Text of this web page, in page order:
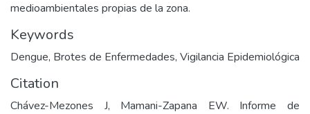
medioambientales propias de la zona.
Keywords
Dengue, Brotes de Enfermedades, Vigilancia Epidemiológica
Citation
Chávez-Mezones J, Mamani-Zapana EW. Informe de